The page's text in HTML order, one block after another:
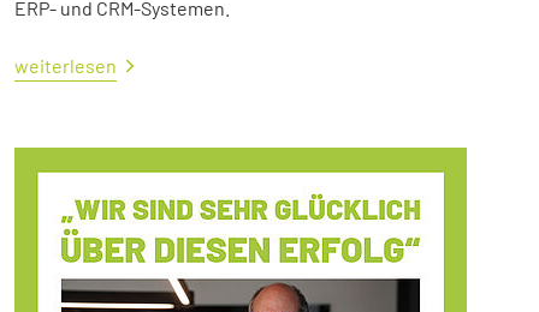
ERP- und CRM-Systemen.
weiterlesen